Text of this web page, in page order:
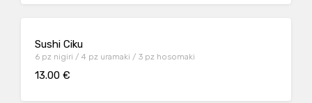
Sushi Ciku
6 pz nigiri / 4 pz uramaki / 3 pz hosomaki
13.00 €